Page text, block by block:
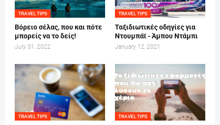
TRAVEL TIPS
Βόρειο σέλας, που και πότε
μπορείς να το δείς!
July 31, 2022
TRAVEL TIPS
Ταξιδιωτικές οδηγίες για
Ντουμπάϊ - Άμπου Ντάμπι
January 12, 2021
TRAVEL TIPS TRAVEL TIPS